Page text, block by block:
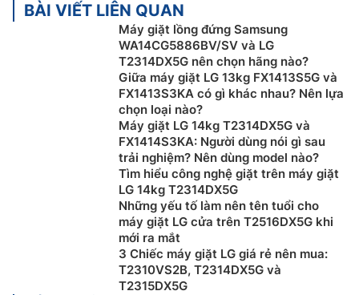
BÀI VIẾT LIÊN QUAN
Máy giặt lồng đứng Samsung
WA14CG5886BV/SV và LG
T2314DX5G nên chọn hãng nào?
Giữa máy giặt LG 13kg FX1413S5G và
FX1413S3KA có gì khác nhau? Nên lựa
chọn loại nào?
Máy giặt LG 14kg T2314DX5G và
FX1414S3KA: Người dùng nói gì sau
trải nghiệm? Nên dùng model nào?
Tìm hiểu công nghệ giặt trên máy giặt
LG 14kg T2314DX5G
Những yếu tố làm nên tên tuổi cho
máy giặt LG cửa trên T2516DX5G khi
mới ra mắt
3 Chiếc máy giặt LG giá rẻ nên mua:
T2310VS2B, T2314DX5G và
T2315DX5G